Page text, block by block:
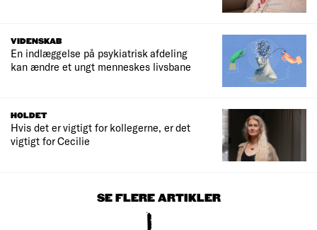
VIDENSKAB
En indlæggelse på psykiatrisk afdeling
kan ændre et ungt menneskes livsbane
HOLDET
Hvis det er vigtigt for kollegerne, er det
vigtigt for Cecilie
SE FLERE ARTIKLER